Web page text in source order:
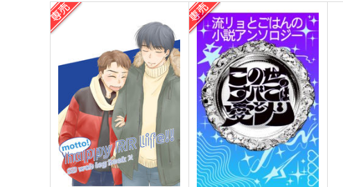
かたなし
Unkiss
315円 （税込）
深津一成×宮城リョータ
サンプル 作品詳細
Why You?
英雄のうた
787円（税込）
宮城リョータ×三井寿
サンプル 作品詳細